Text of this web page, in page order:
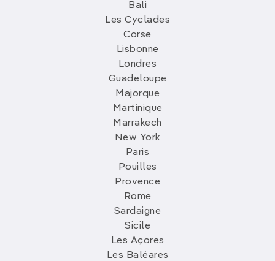
Bali
Les Cyclades
Corse
Lisbonne
Londres
Guadeloupe
Majorque
Martinique
Marrakech
New York
Paris
Pouilles
Provence
Rome
Sardaigne
Sicile
Les Açores
Les Baléares